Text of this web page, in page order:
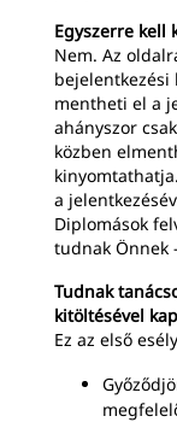
Egyszerre kell
Nem. Az
bejelentkezési
mentheti el a
ahányszor
közben
a
Diplomások
tudnak Önnek
Tudnak
kitöltésével
Ez az első